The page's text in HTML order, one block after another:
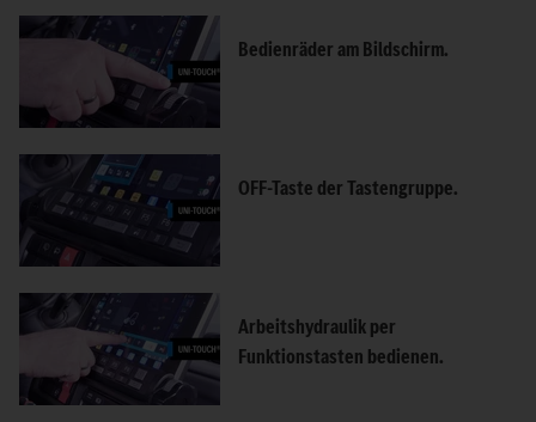
Bedienräder am Bildschirm.
OFF-Taste der Tastengruppe.
Arbeitshydraulik per
Funktionstasten bedienen.